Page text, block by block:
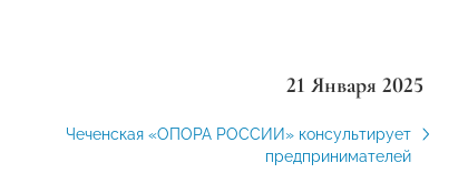
21 Января 2025
Чеченская «ОПОРА РОССИИ» консультирует
предпринимателей